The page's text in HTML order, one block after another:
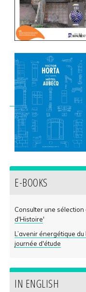
E-BOOKS
Consulter une
d'Histoire'
L’avenir énergétique
journée d'étude
IN ENGLISH